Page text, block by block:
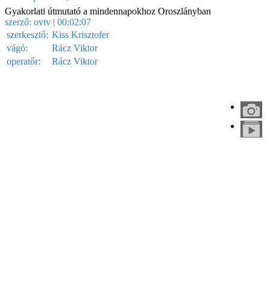
Gyakorlati útmutató a mindennapokhoz Oroszlányban
szerző: ovtv | 00:02:07
szerkesztő: Kiss Krisztofer
vágó:
Rácz Viktor
operatőr:
Rácz Viktor